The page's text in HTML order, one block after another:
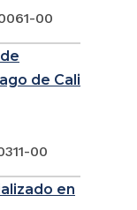
00
de Cali
00
en